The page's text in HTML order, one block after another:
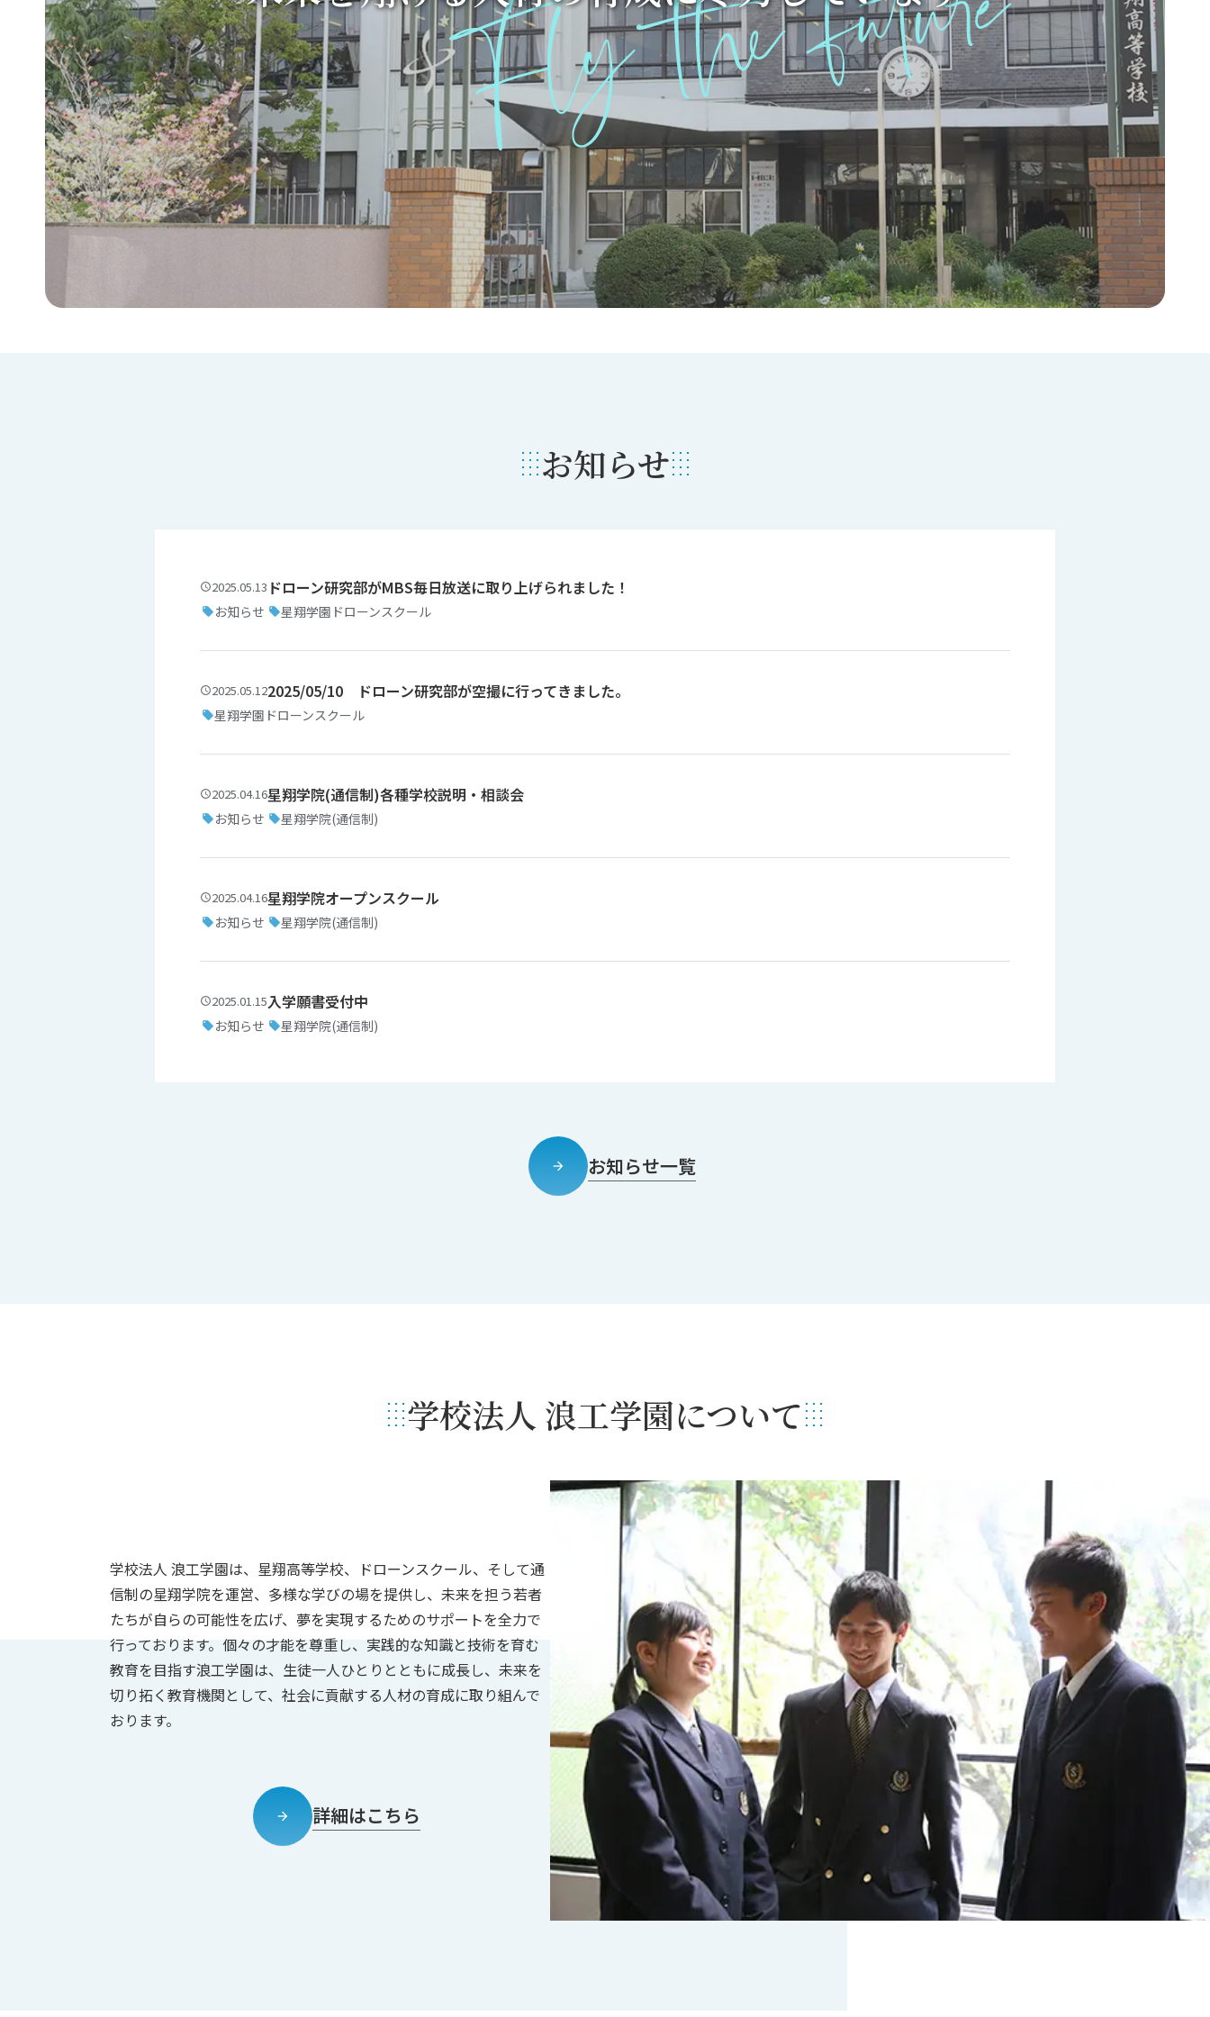
お知らせ
2025.05.13 ドローン研究部がMBS毎日放送に取り上げられました！
お知らせ 星翔学園ドローンスクール
2025.05.122025/05/10 ドローン研究部が空撮に行ってきました。
星翔学園ドローンスクール
2025.04.16星翔学院(通信制)各種学校説明・相談会
お知らせ 星翔学院(通信制)
2025.04.16星翔学院オープンスクール
お知らせ 星翔学院(通信制)
2025.01.15入学願書受付中
お知らせ 星翔学院(通信制)
お知らせ一覧
学校法人 浪工学園について
学校法人 浪工学園は、星翔高等学校、ドローンスクール、そして通
信制の星翔学院を運営、多様な学びの場を提供し、未来を担う若者
たちが自らの可能性を広げ、夢を実現するためのサポートを全力で
行っております。個々の才能を尊重し、実践的な知識と技術を育む
教育を目指す浪工学園は、生徒一人ひとりとともに成長し、未来を
切り拓く教育機関として、社会に貢献する人材の育成に取り組んで
おります。
詳細はこちら